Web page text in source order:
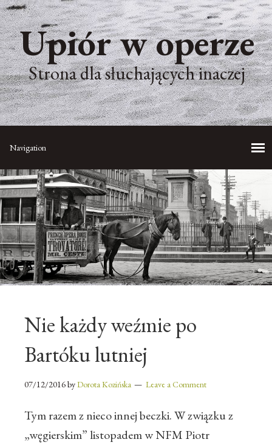
Upiór w operze
Strona dla słuchających inaczej
Nie każdy weźmie po
Bartóku lutniej
07/12/2016byDorota Kozińska Leave a Comment
Tym razem z nieco innej beczki. W związku z
„węgierskim” listopadem w NFM Piotr